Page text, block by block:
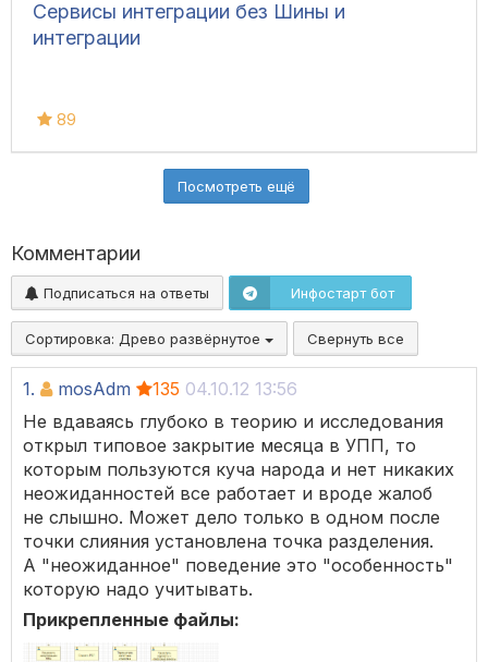
Сервисы интеграции без Шины и
интеграции
89
Посмотреть ещё
Комментарии
Подписаться на ответы Инфостарт бот
Сортировка: Древо развёрнутое Свернуть все
1. mosAdm 135 04.10.12 13:56
Не вдаваясь глубоко в теорию и исследования
открыл типовое закрытие месяца в УПП, то
которым пользуются куча народа и нет никаких
неожиданностей все работает и вроде жалоб
не слышно. Может дело только в одном после
точки слияния установлена точка разделения.
А "неожиданное" поведение это "особенность"
которую надо учитывать.
Прикрепленные файлы: